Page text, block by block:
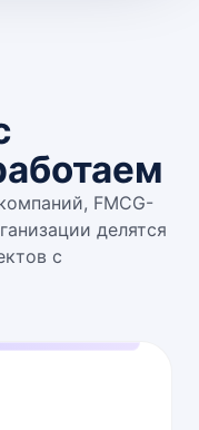
FMCG-
делятся
с